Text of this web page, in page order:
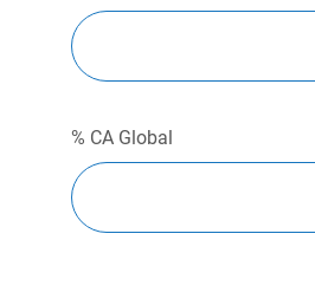
% CA Global